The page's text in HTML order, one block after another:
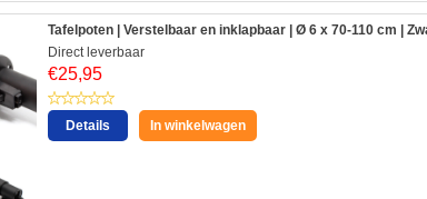
Tafelpoten | Verstelbaar en inklapbaar | Ø 6 x 70-110 cm |
Direct leverbaar
€25,95
Details In winkelwagen